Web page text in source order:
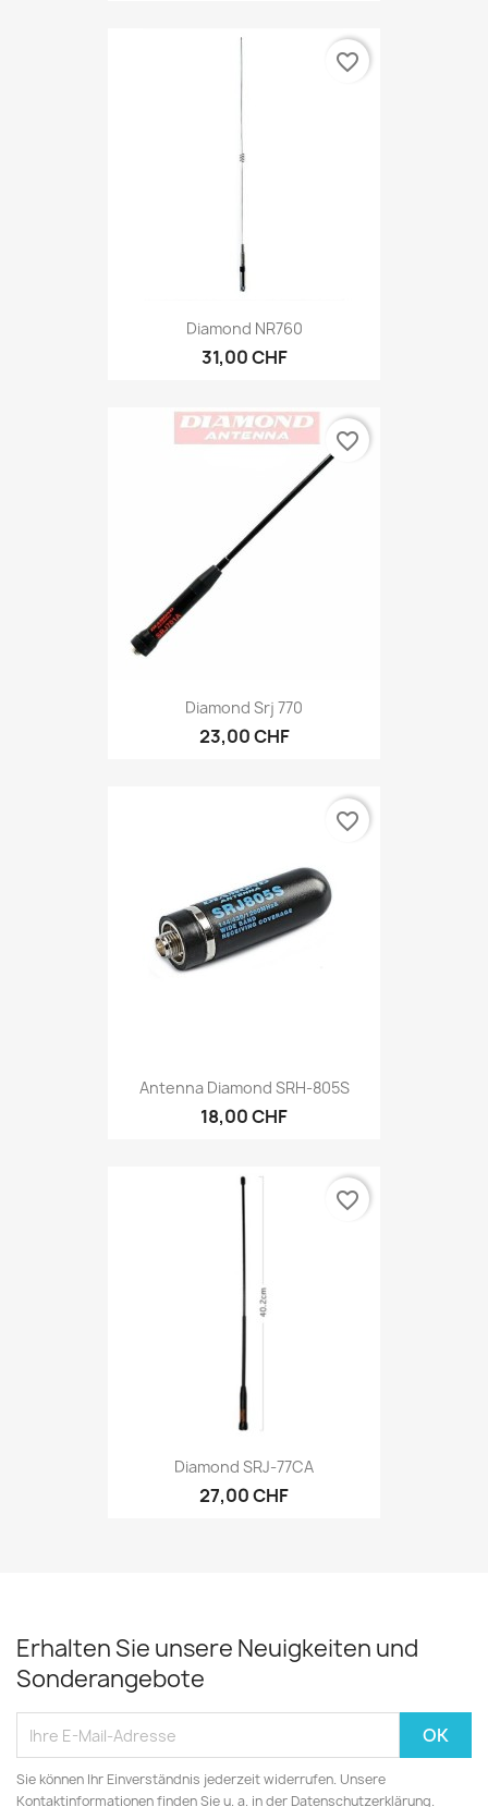
Diamond NR760
31,00 CHF
favorite_border
Diamond Srj 770
23,00 CHF
favorite_border
Antenna Diamond SRH-805S
18,00 CHF
favorite_border
Diamond SRJ-77CA
27,00 CHF
favorite_border
Erhalten Sie unsere Neuigkeiten und
Sonderangebote
Sie können Ihr Einverständnis jederzeit widerrufen. Unsere
Kontaktinformationen finden Sie u. a. in der Datenschutzerklärung.